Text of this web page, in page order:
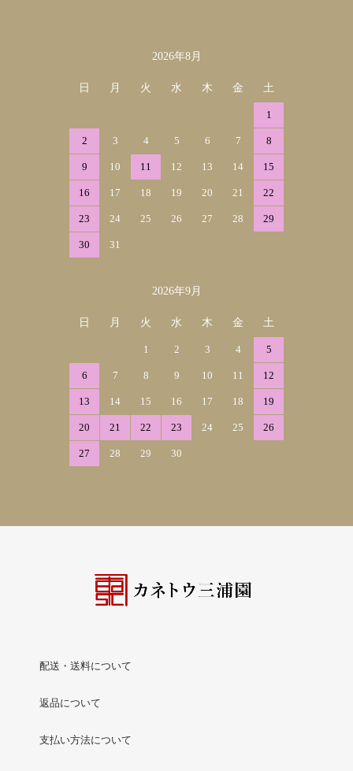
2026年8月
日 月 火 水 木 金 土
1
2 3 4 5 6 7 8
9 10 11 12 13 14 15
16 17 18 19 20 21 22
23 24 25 26 27 28 29
30 31
2026年9月
日 月 火 水 木 金 土
1 2 3 4 5
6 7 8 9 10 11 12
13 14 15 16 17 18 19
20 21 22 23 24 25 26
27 28 29 30
配送・送料について
返品について
支払い方法について